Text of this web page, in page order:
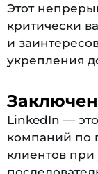
Этот
критически
и
укрепления
LinkedIn —
компаний по
клиентов при